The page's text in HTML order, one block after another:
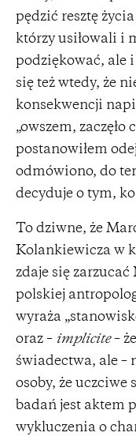
pędzić resztę
którzy usiłowali i
podziękować, ale
się też wtedy, że
konsekwencji
„owszem,
postanowiłem
odmówiono, do
decyduje o tym,
To dziwne, że
Kolankiewicza w
zdaje się
polskiej
wyraża
oraz – implicite–
świadectwa, ale –
osoby, że
badań jest aktem
wykluczenia o